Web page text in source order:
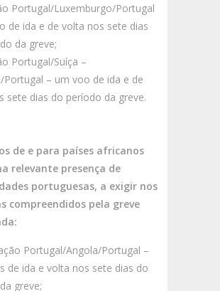
Portugal/Luxemburgo/Portugal
de ida e de volta nos sete dias
da greve;
Portugal/Suíça –
Portugal – um voo de ida e de
sete dias do período da greve.
de e para países africanos
relevante presença de
portuguesas, a exigir nos
compreendidos pela greve
Portugal/Angola/Portugal –
de ida e volta nos sete dias do
greve;